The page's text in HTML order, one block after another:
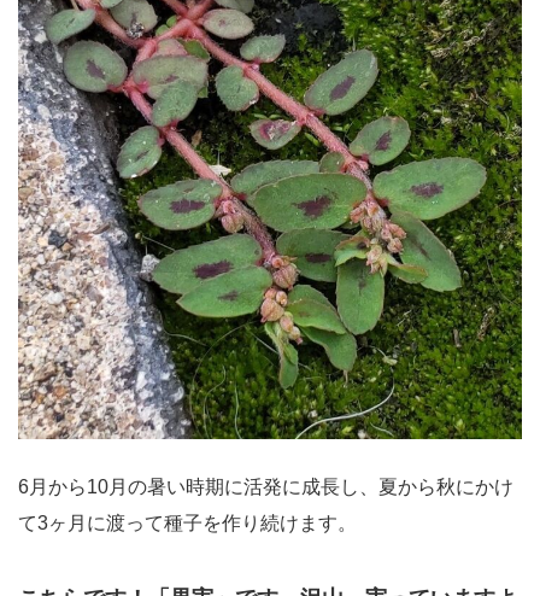
6月から10月の暑い時期に活発に成長し、夏から秋にかけ
て3ヶ月に渡って種子を作り続けます。